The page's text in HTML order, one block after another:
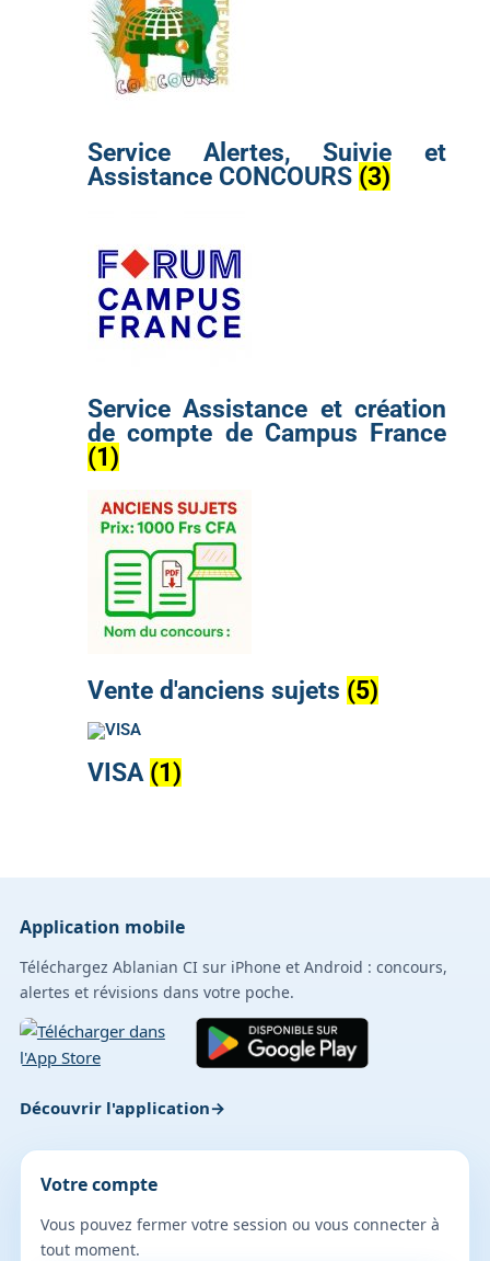
Service Alertes, Suivie et
Assistance CONCOURS (3)
Service Assistance et création
de compte de Campus France
(1)
Vente d'anciens sujets (5)
VISA (1)
Application mobile
Téléchargez Ablanian CI sur iPhone et Android : concours,
alertes et révisions dans votre poche.
Découvrir l'application
Votre compte
Vous pouvez fermer votre session ou vous connecter à
tout moment.